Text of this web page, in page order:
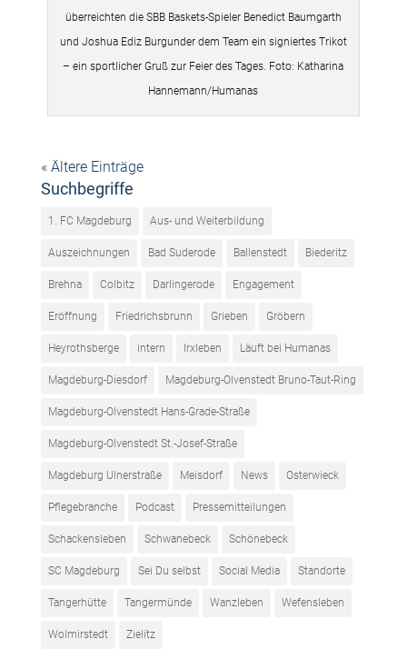
überreichten die SBB Baskets-Spieler Benedict Baumgarth
und Joshua Ediz Burgunder dem Team ein signiertes Trikot
– ein sportlicher Gruß zur Feier des Tages. Foto: Katharina
Hannemann/Humanas
« Ältere Einträge
Suchbegriffe
1. FC Magdeburg Aus- und Weiterbildung
Auszeichnungen Bad Suderode Ballenstedt Biederitz
Brehna Colbitz Darlingerode Engagement
Eröffnung Friedrichsbrunn Grieben Gröbern
Heyrothsberge intern Irxleben Läuft bei Humanas
Magdeburg-Diesdorf Magdeburg-Olvenstedt Bruno-Taut-Ring
Magdeburg-Olvenstedt Hans-Grade-Straße
Magdeburg-Olvenstedt St.-Josef-Straße
Magdeburg Ulnerstraße Meisdorf News Osterwieck
Pflegebranche Podcast Pressemitteilungen
Schackensleben Schwanebeck Schönebeck
SC Magdeburg Sei Du selbst Social Media Standorte
Tangerhütte Tangermünde Wanzleben Wefensleben
Wolmirstedt Zielitz